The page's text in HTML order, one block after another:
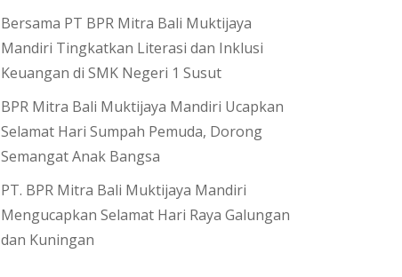
Bersama PT BPR Mitra Bali Muktijaya
Mandiri Tingkatkan Literasi dan Inklusi
Keuangan di SMK Negeri 1 Susut
BPR Mitra Bali Muktijaya Mandiri Ucapkan
Selamat Hari Sumpah Pemuda, Dorong
Semangat Anak Bangsa
PT. BPR Mitra Bali Muktijaya Mandiri
Mengucapkan Selamat Hari Raya Galungan
dan Kuningan